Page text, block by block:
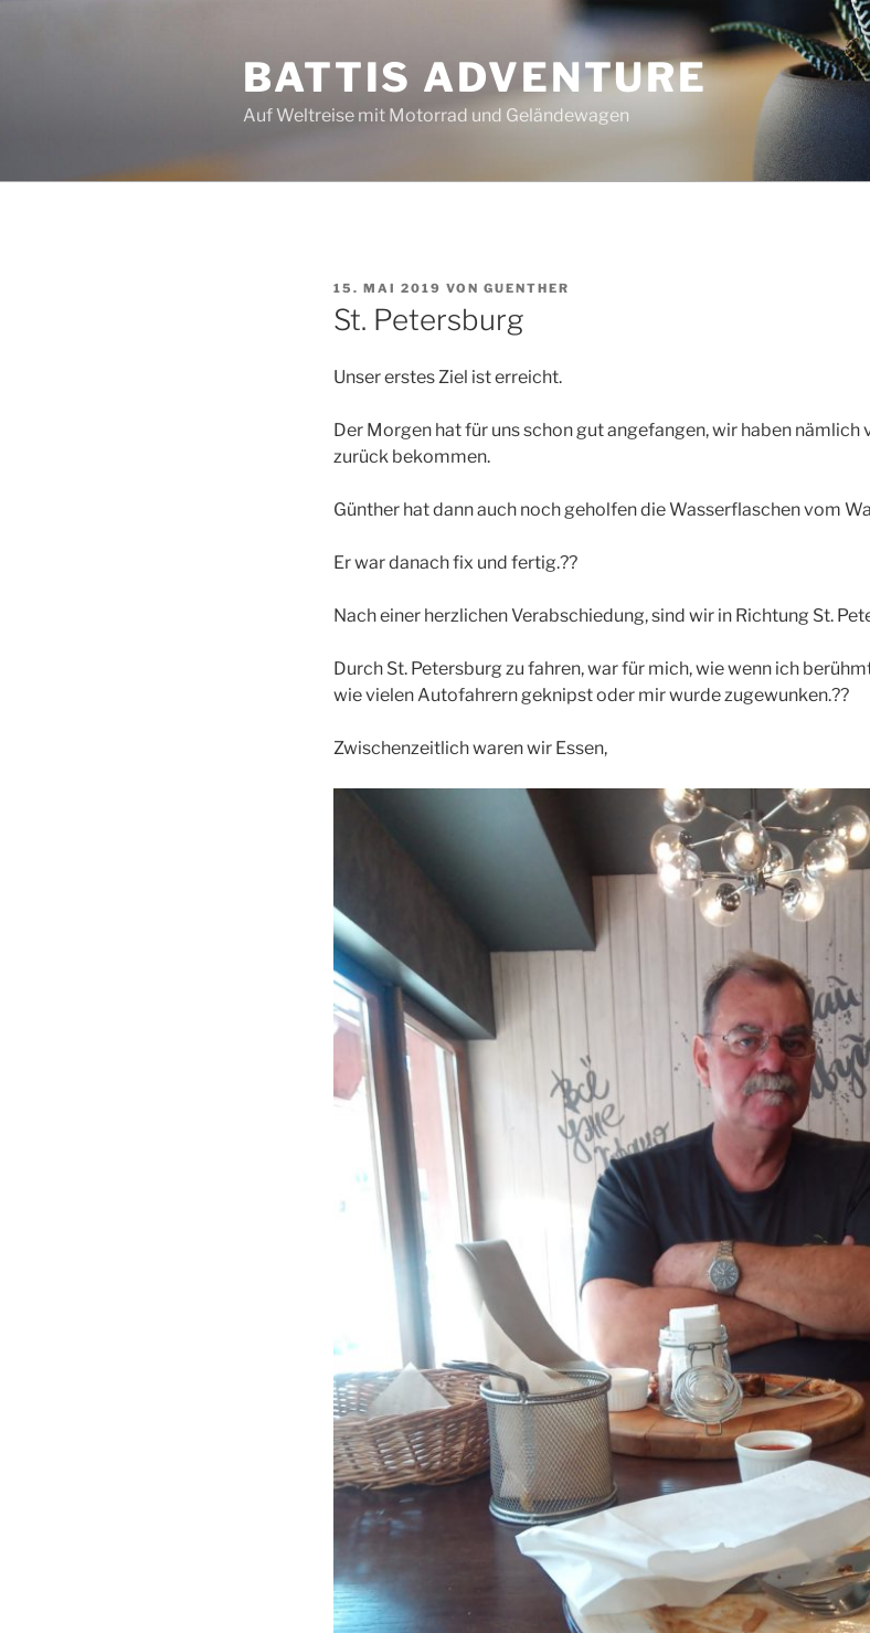
BATTIS ADVENTURE
Auf Weltreise mit Motorrad und Geländewagen
VERÖFFENTLICHT
AM
15. MAI 2019 VON GUENTHER
St. Petersburg
Unser erstes Ziel ist erreicht.
Der Morgen hat für uns schon gut angefangen, wir haben nämlich
zurück bekommen.
Günther hat dann auch noch geholfen die Wasserflaschen vom
Er war danach fix und fertig.??
Nach einer herzlichen Verabschiedung, sind wir in Richtung St.
Durch St. Petersburg zu fahren, war für mich, wie wenn ich
wie vielen Autofahrern geknipst oder mir wurde zugewunken.??
Zwischenzeitlich waren wir Essen,